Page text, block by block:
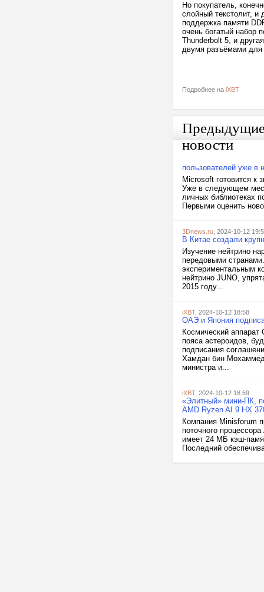
Но покупатель,
слойный текстолит,
поддержка памяти
очень богатый набор
Thunderbolt 5, и
двумя разъёмами
Подробнее на iXBT
новости
пользователей уже в
Microsoft готовится к
Уже в следующем
личных библиотеках
Первыми оценить
3Dnews.ru , 2024-10-12
В Китае создали
Изучение нейтрино
передовыми
экспериментальным
нейтрино JUNO,
2015 году...
iXBT, 2024-10-12 18:58
ОАЭ и Япония
Космический
пояса астероидов,
подписания
Хамдан бин
министра и...
iXBT, 2024-10-12 18:59
«Элитный» мини-ПК,
AMD Ryzen AI 9 HX
Компания Minisforum
поточного
имеет 24 МБ кэш-
Последний